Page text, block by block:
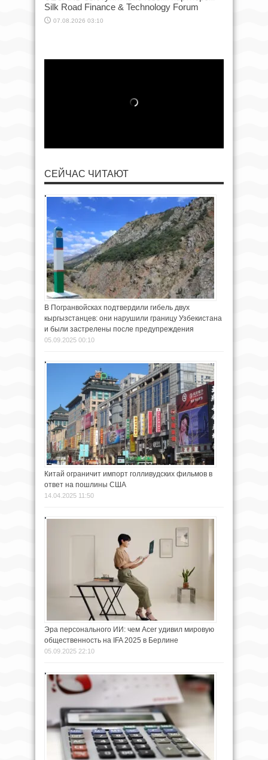
Silk Road Finance & Technology Forum
07.08.2026 03:10
СЕЙЧАС ЧИТАЮТ
В Погранвойсках подтвердили гибель двух
кыргызстанцев: они нарушили границу Узбекистана
и были застрелены после предупреждения
05.09.2025 00:10
Китай ограничит импорт голливудских фильмов в
ответ на пошлины США
14.04.2025 11:50
Эра персонального ИИ: чем Acer удивил мировую
общественность на IFA 2025 в Берлине
05.09.2025 22:10